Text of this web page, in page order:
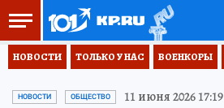
НОВОСТИ ТОЛЬКО У НАС ВОЕНКОРЫ
НОВОСТИ ОБЩЕСТВО 11 июня 2026 17:19